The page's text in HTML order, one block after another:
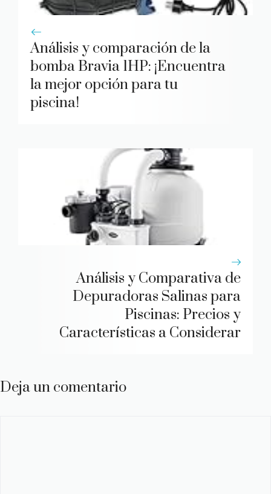
Análisis y comparación de la
bomba Bravia 1HP: ¡Encuentra
la mejor opción para tu
piscina!
Análisis y Comparativa de
Depuradoras Salinas para
Piscinas: Precios y
Características a Considerar
Deja un comentario